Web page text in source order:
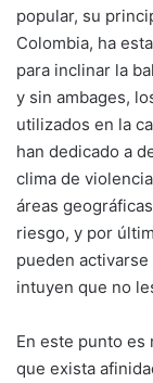
popular, su
Colombia, ha
para inclinar la
y sin ambages,
utilizados en la
han dedicado a
clima de
áreas
riesgo, y por
pueden
intuyen que no
En este punto es
que exista